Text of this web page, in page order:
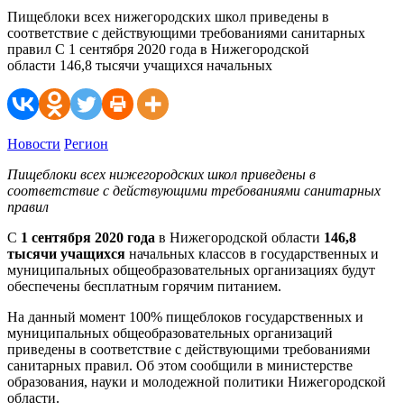
Пищеблоки всех нижегородских школ приведены в
соответствие с действующими требованиями санитарных
правил С 1 сентября 2020 года в Нижегородской
области 146,8 тысячи учащихся начальных
Новости Регион
Пищеблоки всех нижегородских школ приведены в
соответствие с действующими требованиями санитарных
правил
С 1 сентября 2020 года в Нижегородской области 146,8
тысячи учащихся начальных классов в государственных и
муниципальных общеобразовательных организациях будут
обеспечены бесплатным горячим питанием.
На данный момент 100% пищеблоков государственных и
муниципальных общеобразовательных организаций
приведены в соответствие с действующими требованиями
санитарных правил. Об этом сообщили в министерстве
образования, науки и молодежной политики Нижегородской
области.